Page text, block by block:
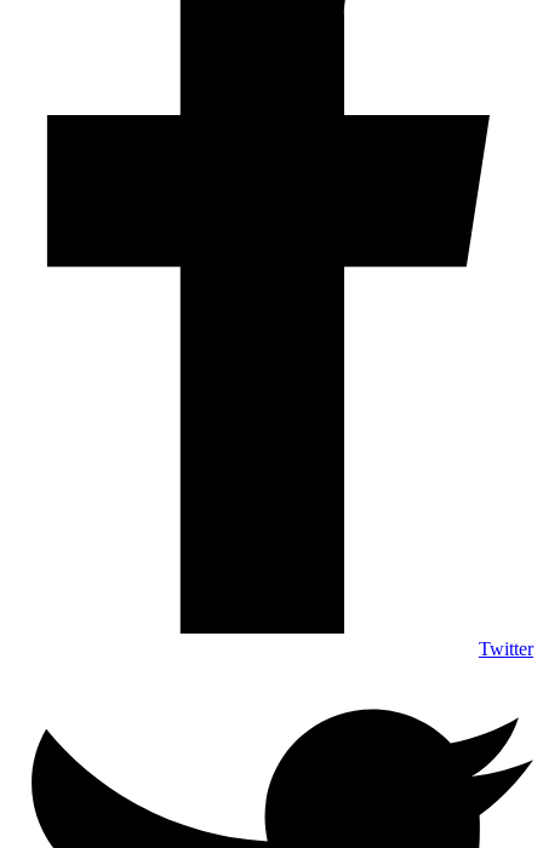
Twitter